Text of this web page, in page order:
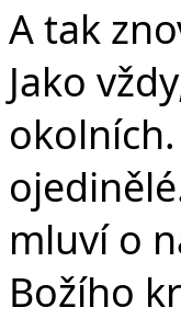
A tak
Jako
mluví o
Božího